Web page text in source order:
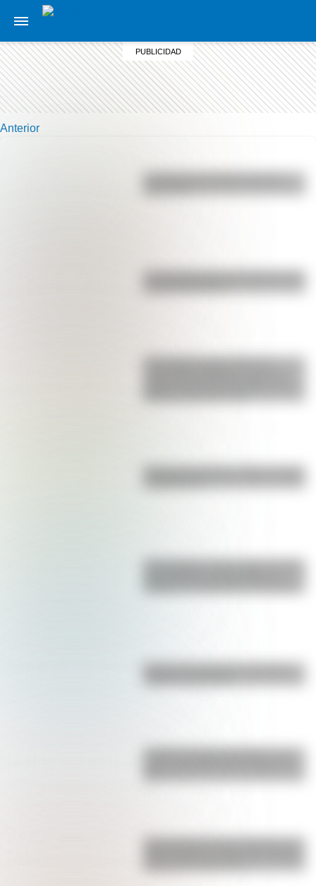
Anterior
Las 12 máximas de San Martín para
17 de agosto para docentes:
primer y segundo ciclo
Bandera de Bolivia: historia, origen
17 de agosto: cómo hacer el Cruce
collage con materiales reciclables
Bandera de Santa Cruz: historia,
Castillo de Rafael Obligado, una
Parque Nacional San Guillermo: el
extremos de San Juan